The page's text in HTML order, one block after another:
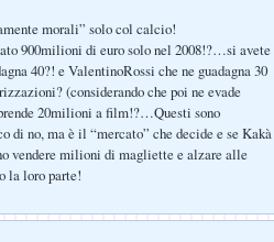
morali” solo col calcio!
900milioni di euro solo nel 2008!?…si avete
40?! e ValentinoRossi che ne guadagna 30
(considerando che poi ne evade
20milioni a film!?…Questi sono
no, ma è il “mercato” che decide e se Kakà
vendere milioni di magliette e alzare alle
la loro parte!